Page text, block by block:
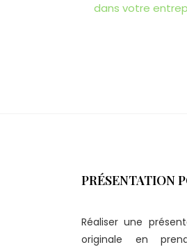
dans votre
PRÉSENTATION
Réaliser une
originale en